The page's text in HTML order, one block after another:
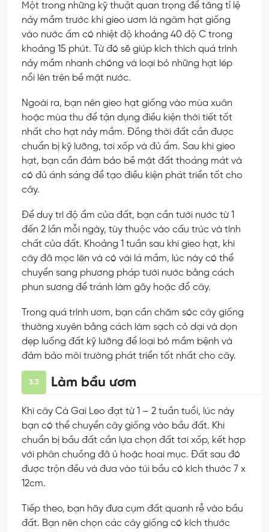
Một trong những kỹ thuật quan trọng để tăng tỉ lệ
nảy mầm trước khi gieo ươm là ngâm hạt giống
vào nước ấm có nhiệt độ khoảng 40 độ C trong
khoảng 15 phút. Từ đó sẽ giúp kích thích quá trình
nảy mầm nhanh chóng và loại bỏ những hạt lép
nổi lên trên bề mặt nước.
Ngoài ra, bạn nên gieo hạt giống vào mùa xuân
hoặc mùa thu để tận dụng điều kiện thời tiết tốt
nhất cho hạt nảy mầm. Đồng thời đất cần được
chuẩn bị kỹ lưỡng, tơi xốp và đủ ẩm. Sau khi gieo
hạt, bạn cần đảm bảo bề mặt đất thoáng mát và
có đủ ánh sáng để tạo điều kiện phát triển tốt cho
cây.
Để duy trì độ ẩm của đất, bạn cần tưới nước từ 1
đến 2 lần mỗi ngày, tùy thuộc vào cấu trúc và tính
chất của đất. Khoảng 1 tuần sau khi gieo hạt, khi
cây đã mọc lên và có vài lá mầm, lúc này có thể
chuyển sang phương pháp tưới nước bằng cách
phun sương để tránh làm gãy hoặc đổ cây.
Trong quá trình ươm, bạn cần chăm sóc cây giống
thường xuyên bằng cách làm sạch cỏ dại và dọn
dẹp luống đất kỹ lưỡng để loại bỏ mầm bệnh và
đảm bảo môi trường phát triển tốt nhất cho cây.
3.3 Làm bầu ươm
Khi cây Cà Gai Leo đạt từ 1 – 2 tuần tuổi, lúc này
bạn có thể chuyển cây giống vào bầu đất. Khi
chuẩn bị bầu đất cần lựa chọn đất tơi xốp, kết hợp
với phân chuồng đã ủ hoặc hoai mục. Đất sau đó
được trộn đều và đưa vào túi bầu có kích thước 7 x
12cm.
Tiếp theo, bạn hãy đưa cụm đất quanh rễ vào bầu
đất. Bạn nên chọn các cây giống có kích thước